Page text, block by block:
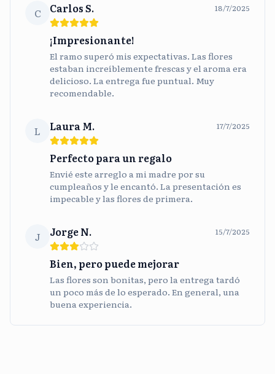
C Carlos S. 18/7/2025
¡Impresionante!
El ramo superó mis expectativas. Las flores
estaban increíblemente frescas y el aroma era
delicioso. La entrega fue puntual. Muy
recomendable.
L Laura M. 17/7/2025
Perfecto para un regalo
Envié este arreglo a mi madre por su
cumpleaños y le encantó. La presentación es
impecable y las flores de primera.
J Jorge N. 15/7/2025
Bien, pero puede mejorar
Las flores son bonitas, pero la entrega tardó
un poco más de lo esperado. En general, una
buena experiencia.